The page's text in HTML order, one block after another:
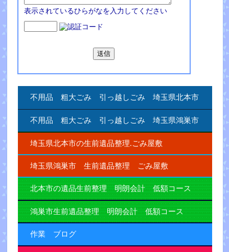
表示されているひらがなを入力してください
不用品 粗大ごみ 引っ越しごみ 埼玉県北本市
不用品 粗大ごみ 引っ越しごみ 埼玉県鴻巣市
埼玉県北本市の生前遺品整理.ごみ屋敷
埼玉県鴻巣市 生前遺品整理 ごみ屋敷
北本市の遺品生前整理 明朗会計 低額コース
鴻巣市生前遺品整理 明朗会計 低額コース
作業 ブログ